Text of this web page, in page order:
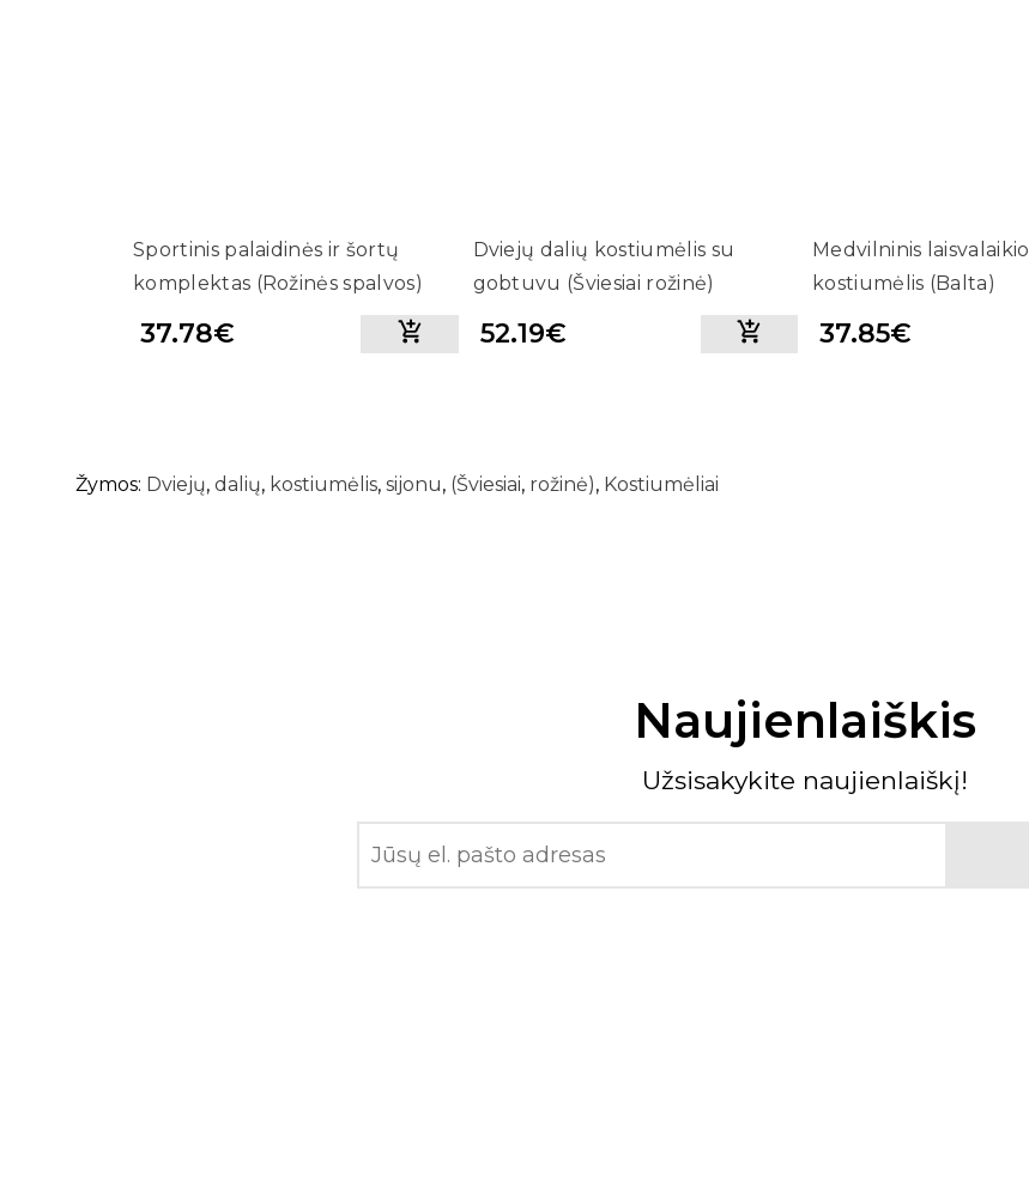
Sportinis palaidinės ir šortų
komplektas (Rožinės spalvos)
37.78€
Dviejų dalių kostiumėlis su
gobtuvu (Šviesiai rožinė)
52.19€
Medvilninis laisvalaikio
kostiumėlis (Balta)
37.85€
Žymos: Dviejų, dalių, kostiumėlis, sijonu, (Šviesiai, rožinė), Kostiumėliai
Naujienlaiškis
Užsisakykite naujienlaiškį!